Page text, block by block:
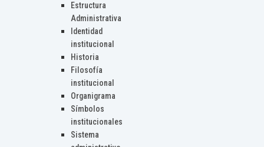
Estructura
Administrativa
Identidad
institucional
Historia
Filosofía
institucional
Organigrama
Símbolos
institucionales
Sistema